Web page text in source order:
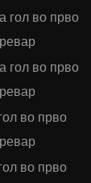
гол во прво
гол во прво
во прво
во прво